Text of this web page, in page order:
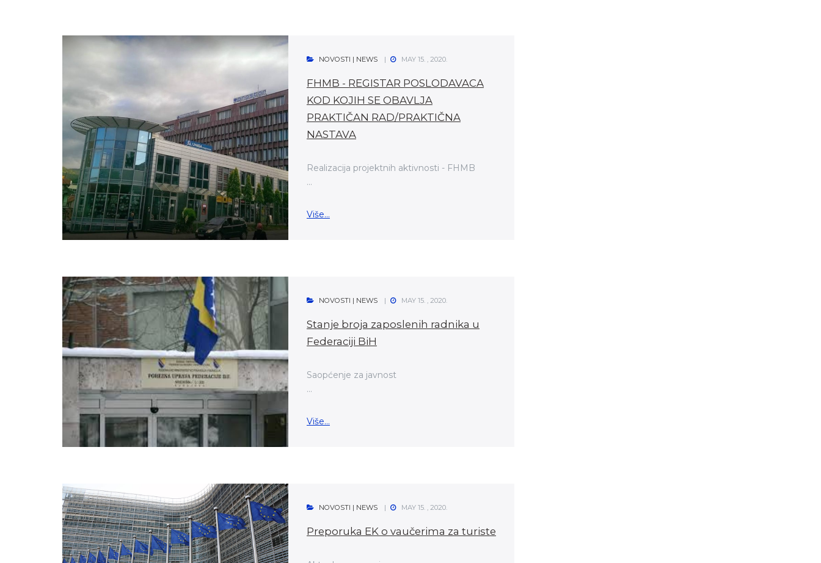
NOVOSTI | NEWS MAY 15. , 2020.
FHMB - REGISTAR POSLODAVACA
KOD KOJIH SE OBAVLJA
PRAKTIČAN RAD/PRAKTIČNA
NASTAVA
Realizacija projektnih aktivnosti - FHMB
...
Više...
NOVOSTI | NEWS MAY 15. , 2020.
Stanje broja zaposlenih radnika u
Federaciji BiH
Saopćenje za javnost
...
Više...
NOVOSTI | NEWS MAY 15. , 2020.
Preporuka EK o vaučerima za turiste